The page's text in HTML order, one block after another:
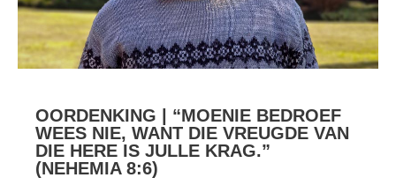
OORDENKING | “MOENIE BEDROEF
WEES NIE, WANT DIE VREUGDE VAN
DIE HERE IS JULLE KRAG.”
(NEHEMIA 8:6)